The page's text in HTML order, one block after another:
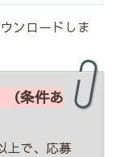
ンロードしま
（条件あ
上で、応募